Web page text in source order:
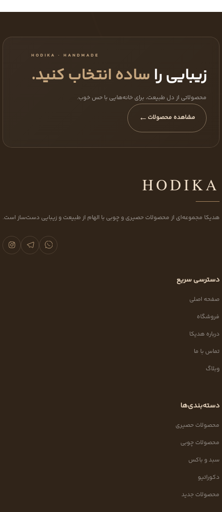
HODIKA · HANDMADE
زیبایی را ساده انتخاب کنید.
محصولاتی از دل طبیعت، برای خانه‌هایی با حس خوب.
مشاهده محصولات ←
HODIKA
هدیکا مجموعه‌ای از محصولات حصیری و چوبی با الهام از طبیعت و زیبایی دست‌ساز است.
دسترسی سریع
صفحه اصلی
فروشگاه
درباره هدیکا
تماس با ما
وبلاگ
دسته‌بندی‌ها
محصولات حصیری
محصولات چوبی
سبد و باکس
دکوراتیو
محصولات جدید